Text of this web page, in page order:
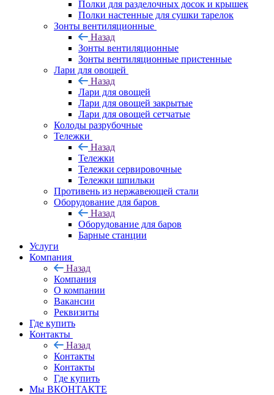
Полки для разделочных досок и крышек
Полки настенные для сушки тарелок
Зонты вентиляционные
Назад
Зонты вентиляционные
Зонты вентиляционные пристенные
Лари для овощей
Назад
Лари для овощей
Лари для овощей закрытые
Лари для овощей сетчатые
Колоды разрубочные
Тележки
Назад
Тележки
Тележки сервировочные
Тележки шпильки
Противень из нержавеющей стали
Оборудование для баров
Назад
Оборудование для баров
Барные станции
Услуги
Компания
Назад
Компания
О компании
Вакансии
Реквизиты
Где купить
Контакты
Назад
Контакты
Контакты
Где купить
Мы ВКОНТАКТЕ